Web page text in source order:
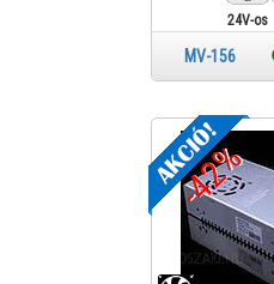
24V-os
MV-156
-42%